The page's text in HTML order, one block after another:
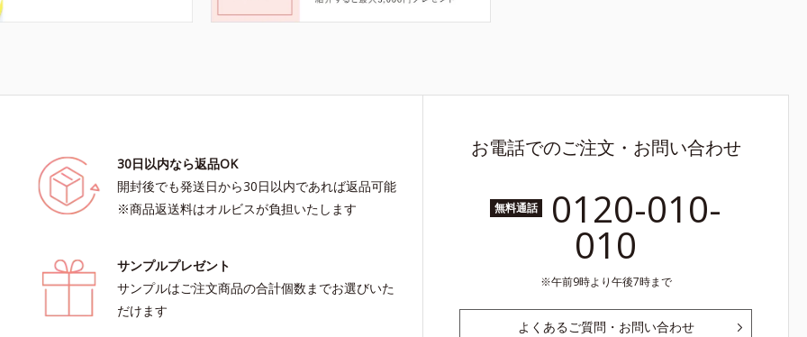
30日以内なら返品OK
開封後でも発送日から30日以内であれば返品可能
※商品返送料はオルビスが負担いたします
サンプルプレゼント
サンプルはご注文商品の合計個数までお選びいた
だけます
お電話でのご注文・お問い合わせ
無料通話 0120-010-
010
午前9時より午後7時まで
よくあるご質問・お問い合わせ